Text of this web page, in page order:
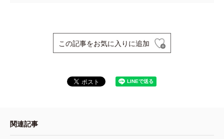
この記事をお気に入りに追加
関連記事